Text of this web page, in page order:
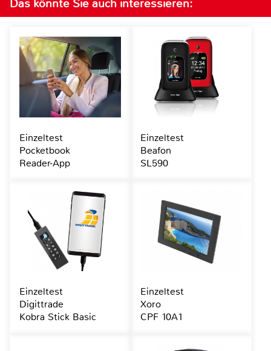
Das könnte Sie auch interessieren:
Einzeltest
Pocketbook
Reader-App
Einzeltest
Beafon
SL590
Einzeltest
Digittrade
Kobra Stick Basic
Einzeltest
Xoro
CPF 10A1